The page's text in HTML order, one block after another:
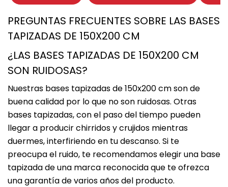
PREGUNTAS FRECUENTES SOBRE LAS BASES
TAPIZADAS DE 150X200 CM
¿LAS BASES TAPIZADAS DE 150X200 CM
SON RUIDOSAS?
Nuestras bases tapizadas de 150x200 cm son de
buena calidad por lo que no son ruidosas. Otras
bases tapizadas, con el paso del tiempo pueden
llegar a producir chirridos y crujidos mientras
duermes, interfiriendo en tu descanso. Si te
preocupa el ruido, te recomendamos elegir una base
tapizada de una marca reconocida que te ofrezca
una garantía de varios años del producto.